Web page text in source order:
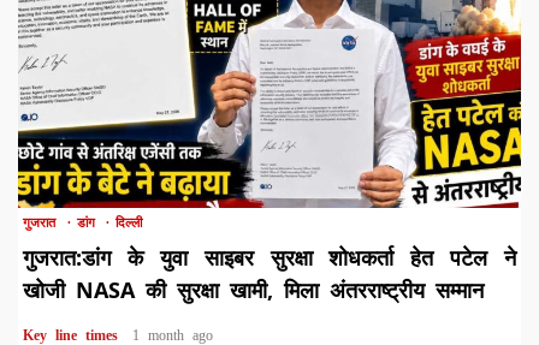
1 min read
गुजरात डांग दिल्ली
गुजरात:डांग के युवा साइबर सुरक्षा शोधकर्ता हेत पटेल ने
खोजी NASA की सुरक्षा खामी, मिला अंतरराष्ट्रीय सम्मान
Key line times 1 month ago